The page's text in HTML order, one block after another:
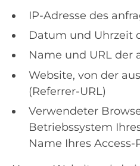
IP-Adresse des
Datum und Uhrzeit
Name und URL der
Website, von der
(Referrer-URL)
Verwendeter
Betriebssystem
Name Ihres Access-